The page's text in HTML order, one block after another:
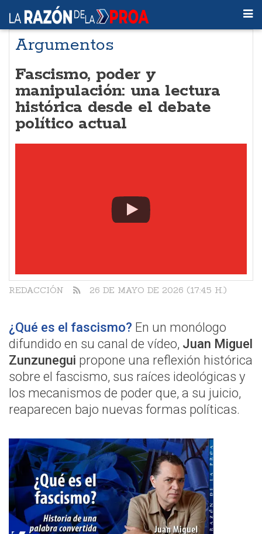
Argumentos
Fascismo, poder y
manipulación: una lectura
histórica desde el debate
político actual
26 DE MAYO DE 2026 (17:45 H.)
REDACCIÓN
¿Qué es el fascismo? En un monólogo
difundido en su canal de vídeo, Juan Miguel
Zunzunegui propone una reflexión histórica
sobre el fascismo, sus raíces ideológicas y
los mecanismos de poder que, a su juicio,
reaparecen bajo nuevas formas políticas.